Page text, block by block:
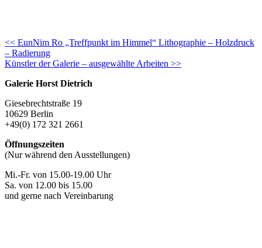
Continue
Reading
<< EunNim Ro „Treffpunkt im Himmel“ Lithographie – Holzdruck
– Radierung
Künstler der Galerie – ausgewählte Arbeiten >>
Galerie Horst Dietrich
Giesebrechtstraße 19
10629 Berlin
+49(0) 172 321 2661
Öffnungszeiten
(Nur während den Ausstellungen)
Mi.-Fr. von 15.00-19.00 Uhr
Sa. von 12.00 bis 15.00
und gerne nach Vereinbarung